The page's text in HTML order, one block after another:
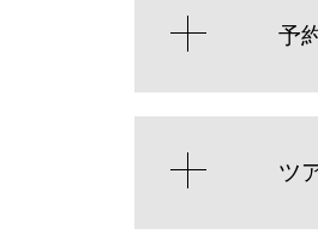
予
ツ